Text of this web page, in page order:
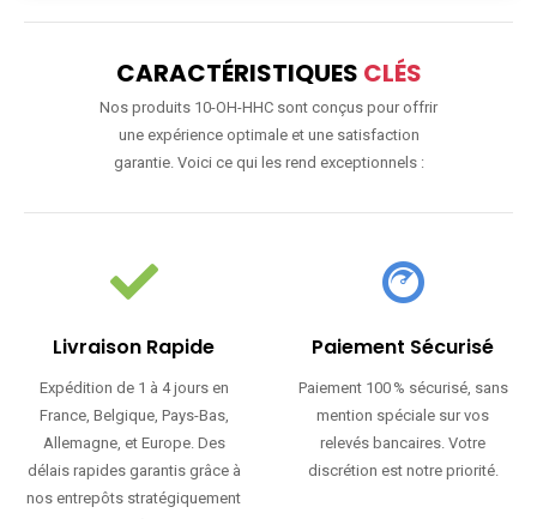
CARACTÉRISTIQUES CLÉS
Nos produits 10-OH-HHC sont conçus pour offrir
une expérience optimale et une satisfaction
garantie. Voici ce qui les rend exceptionnels :
Livraison Rapide
Expédition de 1 à 4 jours en
France, Belgique, Pays-Bas,
Allemagne, et Europe. Des
délais rapides garantis grâce à
nos entrepôts stratégiquement
Paiement Sécurisé
Paiement 100 % sécurisé, sans
mention spéciale sur vos
relevés bancaires. Votre
discrétion est notre priorité.